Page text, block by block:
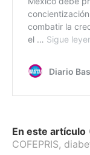
En este artículo
COFEPRIS,